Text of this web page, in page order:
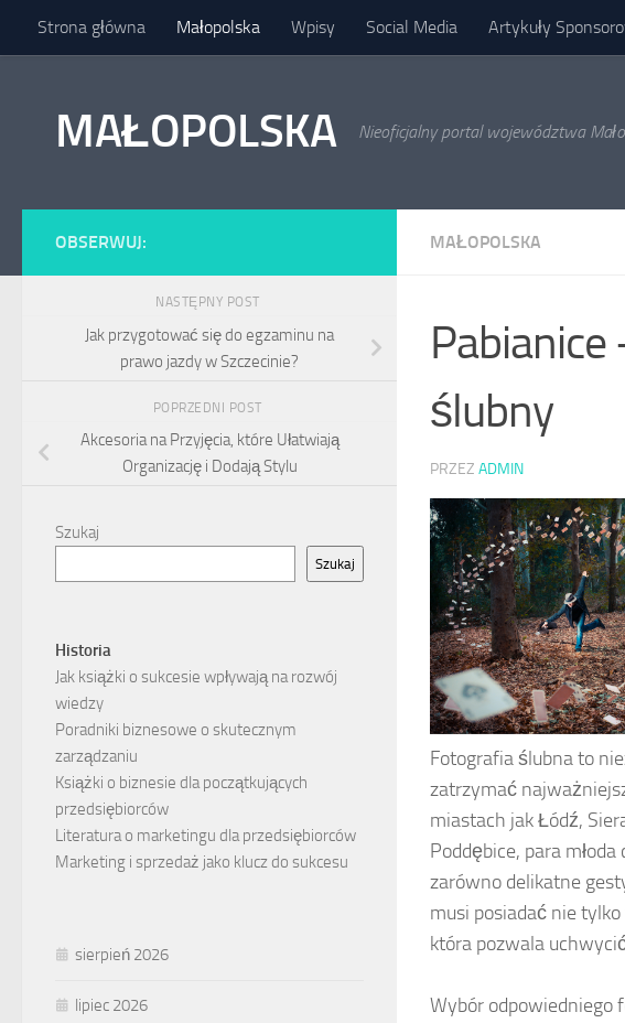
Skip to content
Strona główna Małopolska Wpisy Social Media Artykuły
MAŁOPOLSKA Nieoficjalny portal województwa
MAŁOPOLSKA
ślubny
PRZEZ ADMIN
Fotografia ślubna to
zatrzymać
miastach jak Łódź,
Poddębice, para
zarówno delikatne
musi posiadać nie
która pozwala
Wybór odpowiedniego
OBSERWUJ:
NASTĘPNY POST
Jak przygotować się do egzaminu na
prawo jazdy w Szczecinie?
POPRZEDNI POST
Akcesoria na Przyjęcia, które Ułatwiają
Organizację i Dodają Stylu
Szukaj
Szukaj
Historia
Jak książki o sukcesie wpływają na rozwój
wiedzy
Poradniki biznesowe o skutecznym
zarządzaniu
Książki o biznesie dla początkujących
przedsiębiorców
Literatura o marketingu dla przedsiębiorców
Marketing i sprzedaż jako klucz do sukcesu
sierpień 2026
lipiec 2026